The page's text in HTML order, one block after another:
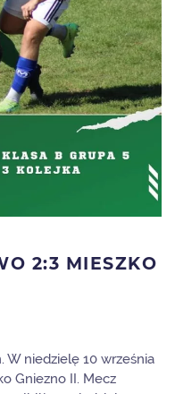
2:3 MIESZKO
W niedzielę 10 września
Gniezno II. Mecz